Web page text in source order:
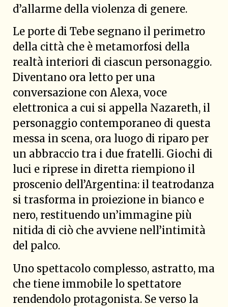
d’allarme della violenza di genere.
Le porte di Tebe segnano il perimetro
della città che è metamorfosi della
realtà interiori di ciascun personaggio.
Diventano ora letto per una
conversazione con Alexa, voce
elettronica a cui si appella Nazareth, il
personaggio contemporaneo di questa
messa in scena, ora luogo di riparo per
un abbraccio tra i due fratelli. Giochi di
luci e riprese in diretta riempiono il
proscenio dell’Argentina: il teatrodanza
si trasforma in proiezione in bianco e
nero, restituendo un’immagine più
nitida di ciò che avviene nell’intimità
del palco.
Uno spettacolo complesso, astratto, ma
che tiene immobile lo spettatore
rendendolo protagonista. Se verso la